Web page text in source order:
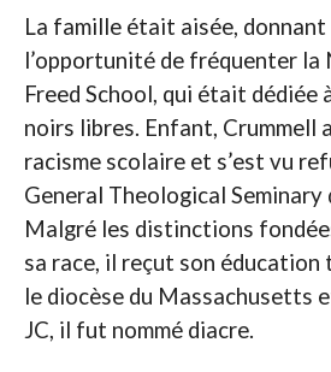
La famille était aisée, donnant
l’opportunité de fréquenter la
Freed School, qui était dédiée
noirs libres. Enfant, Crummell
racisme scolaire et s’est vu
General Theological Seminary
Malgré les distinctions
sa race, il reçut son éducation
le diocèse du Massachusetts
JC, il fut nommé diacre.